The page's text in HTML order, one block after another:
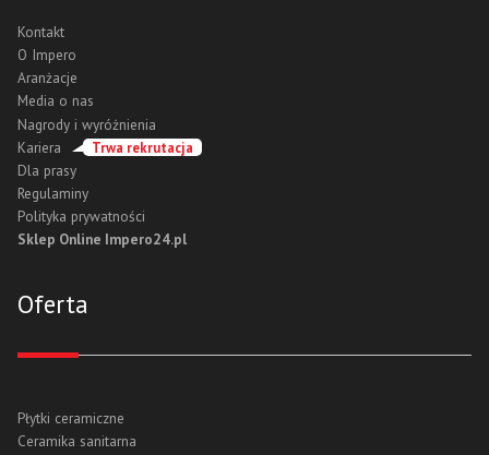
Kontakt
O Impero
Aranżacje
Media o nas
Nagrody i wyróżnienia
Kariera
Trwa rekrutacja
Dla prasy
Regulaminy
Polityka prywatności
Sklep Online Impero24.pl
Oferta
Płytki ceramiczne
Ceramika sanitarna